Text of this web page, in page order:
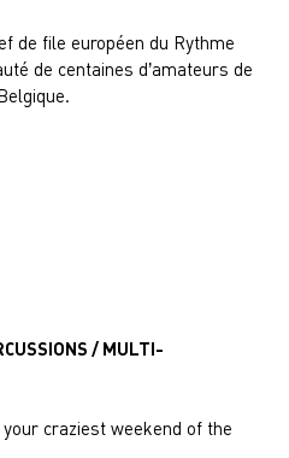
de file européen du Rythme
de centaines d’amateurs de
/ MULTI-
craziest weekend of the